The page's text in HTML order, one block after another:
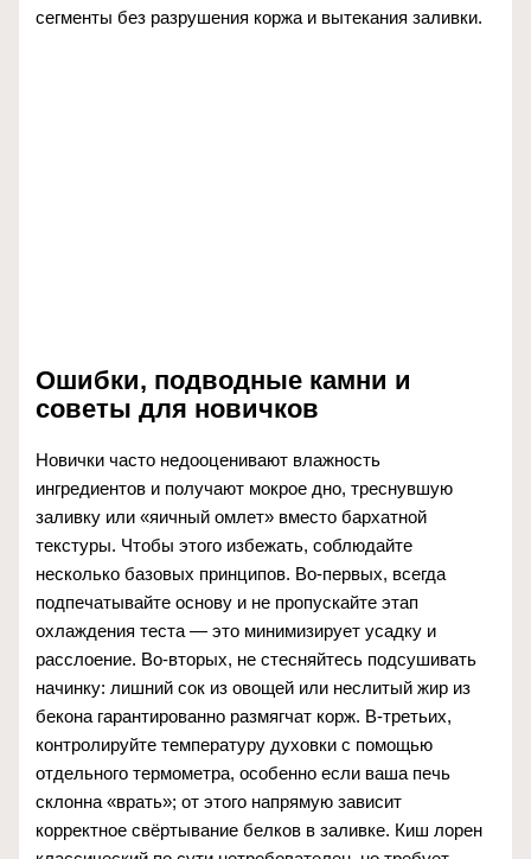
сегменты без разрушения коржа и вытекания заливки.
Ошибки, подводные камни и
советы для новичков
Новички часто недооценивают влажность
ингредиентов и получают мокрое дно, треснувшую
заливку или «яичный омлет» вместо бархатной
текстуры. Чтобы этого избежать, соблюдайте
несколько базовых принципов. Во‑первых, всегда
подпечатывайте основу и не пропускайте этап
охлаждения теста — это минимизирует усадку и
расслоение. Во‑вторых, не стесняйтесь подсушивать
начинку: лишний сок из овощей или неслитый жир из
бекона гарантированно размягчат корж. В‑третьих,
контролируйте температуру духовки с помощью
отдельного термометра, особенно если ваша печь
склонна «врать»; от этого напрямую зависит
корректное свёртывание белков в заливке. Киш лорен